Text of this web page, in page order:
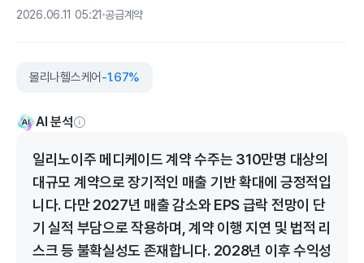
2026.06.11 05:21 공급계약
몰리나헬스케어 -1.67%
AI 분석
일리노이주 메디케이드 계약 수주는 310만명 대상의
대규모 계약으로 장기적인 매출 기반 확대에 긍정적입
니다. 다만 2027년 매출 감소와 EPS 급락 전망이 단
기 실적 부담으로 작용하며, 계약 이행 지연 및 법적 리
스크 등 불확실성도 존재합니다. 2028년 이후 수익성